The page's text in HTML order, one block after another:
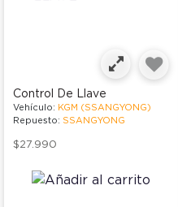
Control De Llave
Vehículo: KGM (SSANGYONG)
Repuesto: SSANGYONG
$27.990